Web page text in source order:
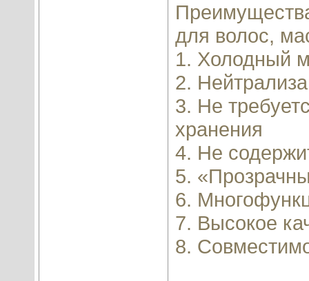
для волос,
1. Холодный
2.
3. Не
хранения
4. Не
5.
6.
7. Высокое
8.